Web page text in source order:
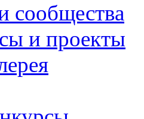
сообщества
и проекты